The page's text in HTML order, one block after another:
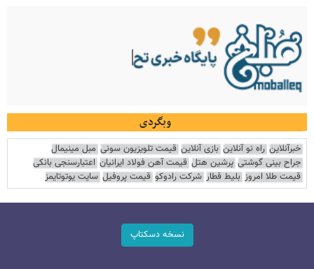
وبگردی
خبرآنلاین راه نو آنلاین بازی آنلاین قیمت تلویزیون سونی مبل مینیمال
جراح بینی گوشتی پرشین هتل قیمت آهن فولاد ایرانیان اعتبارسنجی بانکی
قیمت طلا امروز بلیط قطار شرکت رادوکو قیمت پروفیل سایت یوتوتایمز
نسخه دسکتاپ